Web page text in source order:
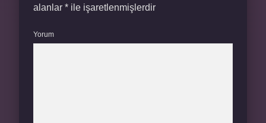
alanlar * ile işaretlenmişlerdir
Yorum